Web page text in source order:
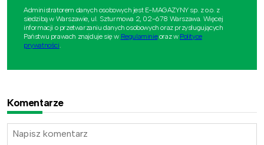
Administratorem danych osobowych jest E-MAGAZYNY sp. z o.o. z
siedzibą w Warszawie, ul. Szturmowa 2, 02-678 Warszawa. Więcej
informacji o przetwarzaniu danych osobowych oraz przysługujących
Państwu prawach znajduje się w Regulaminieoraz w Polityce
prywatności.
Komentarze